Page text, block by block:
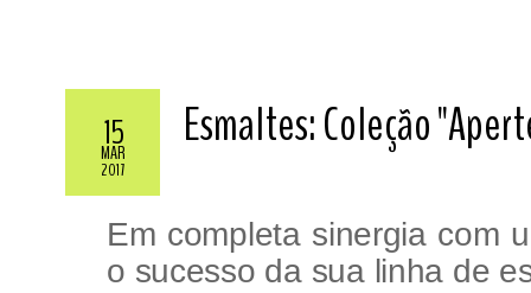
15
MAR
2017
Esmaltes: Coleção
Em completa sinergia com
o sucesso da sua linha de